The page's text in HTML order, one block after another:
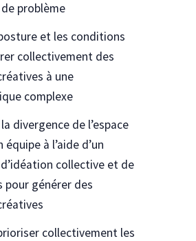
problème
et les conditions
collectivement des
à une
complexe
divergence de l’espace
à l’aide d’un
collective et de
pour générer des
collectivement les